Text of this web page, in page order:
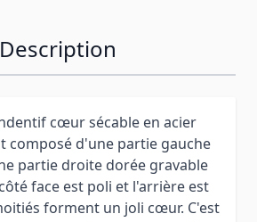
Description
cœur sécable en acier
composé d'une partie gauche
partie droite dorée gravable
face est poli et l'arrière est
forment un joli cœur. C'est